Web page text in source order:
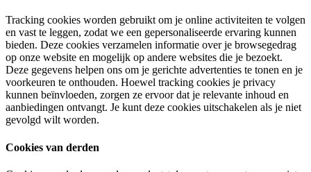
Tracking cookies worden gebruikt om je online activiteiten te volgen
en vast te leggen, zodat we een gepersonaliseerde ervaring kunnen
bieden. Deze cookies verzamelen informatie over je browsegedrag
op onze website en mogelijk op andere websites die je bezoekt.
Deze gegevens helpen ons om je gerichte advertenties te tonen en je
voorkeuren te onthouden. Hoewel tracking cookies je privacy
kunnen beïnvloeden, zorgen ze ervoor dat je relevante inhoud en
aanbiedingen ontvangt. Je kunt deze cookies uitschakelen als je niet
gevolgd wilt worden.
Cookies van derden